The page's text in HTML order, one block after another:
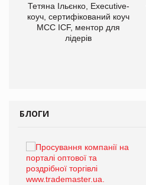
Тетяна Ільєнко, Executive-
коуч, сертифікований коуч
МСС ICF, ментор для
лідерів
БЛОГИ